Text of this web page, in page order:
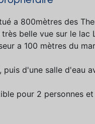
a 800mètres des
belle vue sur le
a 100 mètres du
d'une salle d'eau
pour 2 personnes